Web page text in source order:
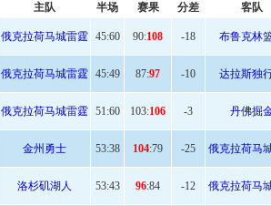
主队 半场 赛果 分差 客队
俄克拉荷马城雷霆 45:60 90:108 -18 布鲁克林
俄克拉荷马城雷霆 45:49 87:97 -10 达拉斯独
俄克拉荷马城雷霆 51:60 103:106 -3 丹佛掘
金州勇士 53:38 104:79 -25 俄克拉荷马
洛杉矶湖人 53:43 96:84 -12 俄克拉荷马